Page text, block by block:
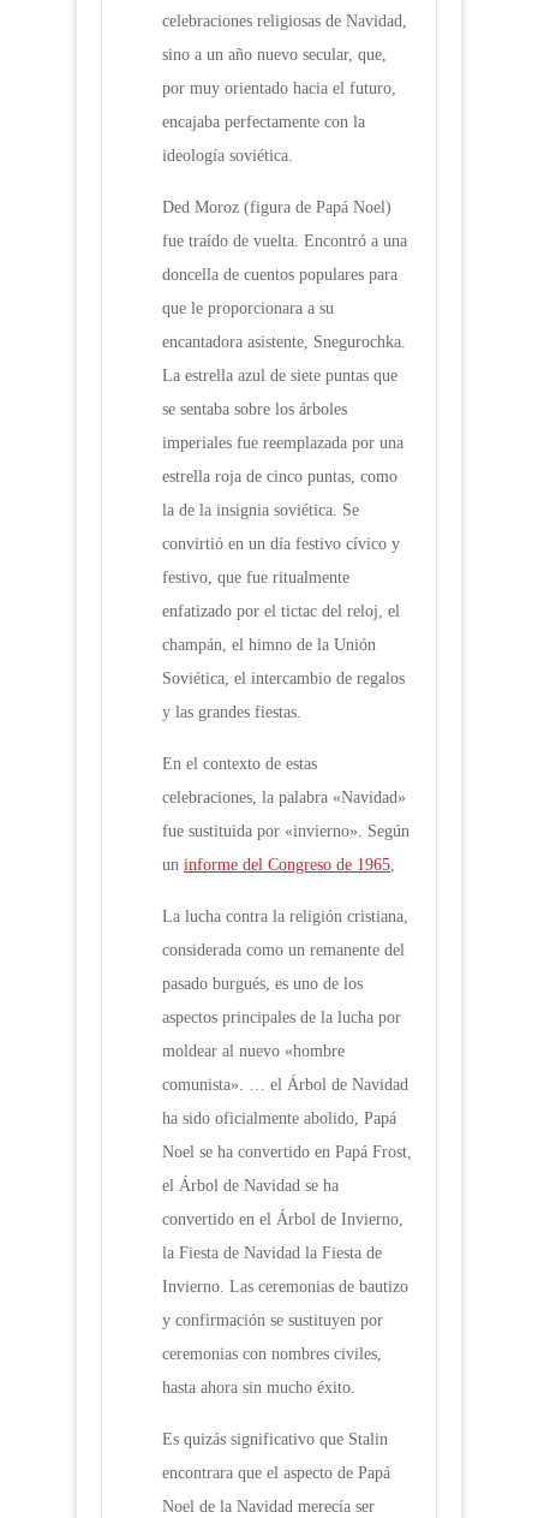
celebraciones religiosas de Navidad,
sino a un año nuevo secular, que,
por muy orientado hacia el futuro,
encajaba perfectamente con la
ideología soviética.
Ded Moroz (figura de Papá Noel)
fue traído de vuelta. Encontró a una
doncella de cuentos populares para
que le proporcionara a su
encantadora asistente, Snegurochka.
La estrella azul de siete puntas que
se sentaba sobre los árboles
imperiales fue reemplazada por una
estrella roja de cinco puntas, como
la de la insignia soviética. Se
convirtió en un día festivo cívico y
festivo, que fue ritualmente
enfatizado por el tictac del reloj, el
champán, el himno de la Unión
Soviética, el intercambio de regalos
y las grandes fiestas.
En el contexto de estas
celebraciones, la palabra «Navidad»
fue sustituida por «invierno». Según
un informe del Congreso de 1965,
La lucha contra la religión cristiana,
considerada como un remanente del
pasado burgués, es uno de los
aspectos principales de la lucha por
moldear al nuevo «hombre
comunista». … el Árbol de Navidad
ha sido oficialmente abolido, Papá
Noel se ha convertido en Papá Frost,
el Árbol de Navidad se ha
convertido en el Árbol de Invierno,
la Fiesta de Navidad la Fiesta de
Invierno. Las ceremonias de bautizo
y confirmación se sustituyen por
ceremonias con nombres civiles,
hasta ahora sin mucho éxito.
Es quizás significativo que Stalin
encontrara que el aspecto de Papá
Noel de la Navidad merecía ser